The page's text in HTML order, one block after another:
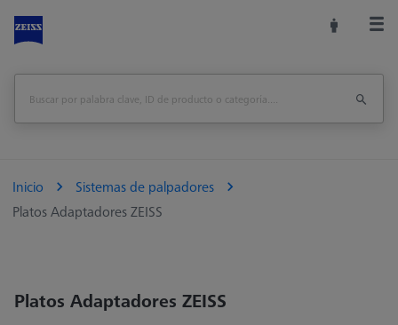
Inicio
Sistemas de palpadores
Platos Adaptadores ZEISS
Platos Adaptadores ZEISS